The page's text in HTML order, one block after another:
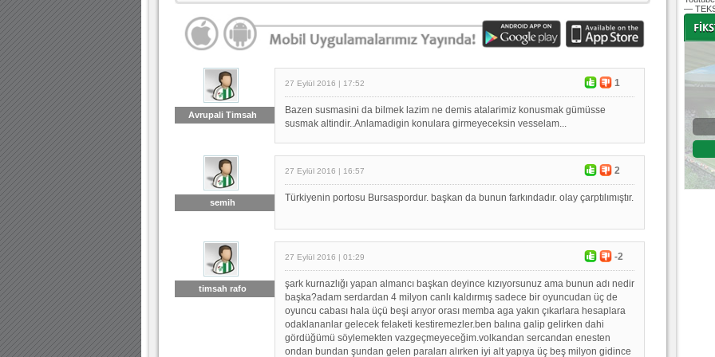
Avrupali Timsah
27 Eylül 2016 | 17:52 1
Bazen susmasini da bilmek lazim ne demis atalarimiz konusmak gümüsse
susmak altindir..Anlamadigin konulara girmeyeceksin vesselam...
semih
27 Eylül 2016 | 16:57 2
Türkiyenin portosu Bursaspordur. başkan da bunun farkındadır. olay çarptılımıştır.
timsah rafo
27 Eylül 2016 | 01:29 -2
şark kurnazlığı yapan almancı başkan deyince kızıyorsunuz ama bunun adı nedir
başka?adam serdardan 4 milyon canlı kaldırmış sadece bir oyuncudan üç de
oyuncu cabası hala üçü beşi arıyor orası memba aga yakın çıkarlara hesaplara
odaklananlar gelecek felaketi kestiremezler.ben balına galip gelirken dahi
gördüğümü söylemekten vazgeçmeyeceğim.volkandan sercandan enesten
ondan bundan şundan gelen paraları alırken iyi alt yapıya üç beş milyon gidince
—
-
Bursaspor - Altınordu
04 Temmuz 2020 Cumartesi | 20:00